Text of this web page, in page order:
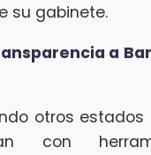
su gabinete.
a
otros
con